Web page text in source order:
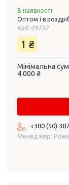
В наявності
Оптом і в
Код: 09732
1 ₴
Мінімальна
4 000 ₴
+380 (50)
Менеджер: